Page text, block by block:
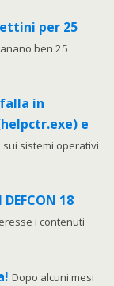
per 25
ben 25
in
e
sui sistemi operativi
18
i contenuti
Dopo alcuni mesi